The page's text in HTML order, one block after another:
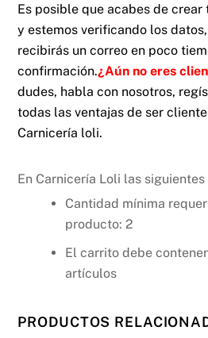
Es posible que acabes de
y estemos verificando los
recibirás un correo en poco
confirmación.¿Aún no eres
dudes, habla con nosotros,
todas las ventajas de ser
Carnicería loli.
En Carnicería Loli las
Cantidad mínima
producto: 2
El carrito debe
artículos
PRODUCTOS